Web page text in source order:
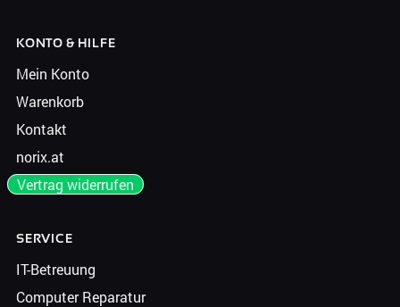
KONTO & HILFE
Mein Konto
Warenkorb
Kontakt
norix.at
Vertrag widerrufen
SERVICE
IT-Betreuung
Computer Reparatur